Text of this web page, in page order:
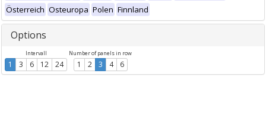
Österreich Osteuropa Polen Finnland
Options
Intervall
1 3 6 12 24
Number of panels in row
1 2 3 4 6